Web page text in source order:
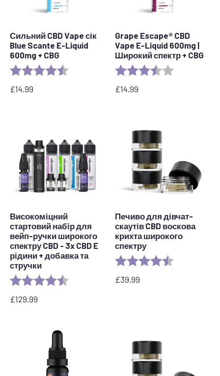
Сильний CBD Vape сік
Blue Scante E-Liquid
600mg + CBG
Рейтинг: 4.3 out of 5 stars
£14.99
Grape Escape® CBD
Vape E-Liquid 600mg |
Широкий спектр + CBG
Рейтинг:
£14.99
Високоміцний
стартовий набір для
вейп-ручки широкого
спектру CBD - 3x CBD E
рідини + добавка та
стручки
Рейтинг: 4.5 out of 5 stars
£129.99
Печиво для дівчат-
скаутів CBD воскова
крихта широкого
спектру
Рейтинг:
£39.99